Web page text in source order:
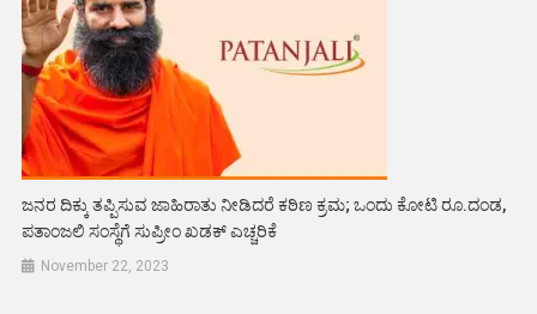
ಜನರ ದಿಕ್ಕು ತಪ್ಪಿಸುವ ಜಾಹಿರಾತು ನೀಡಿದರೆ ಕಠಿಣ ಕ್ರಮ; ಒಂದು ಕೋಟಿ ರೂ.ದಂಡ,
ಪತಾಂಜಲಿ ಸಂಸ್ಥೆಗೆ ಸುಪ್ರೀಂ ಖಡಕ್ ಎಚ್ಚರಿಕೆ
November 22, 2023